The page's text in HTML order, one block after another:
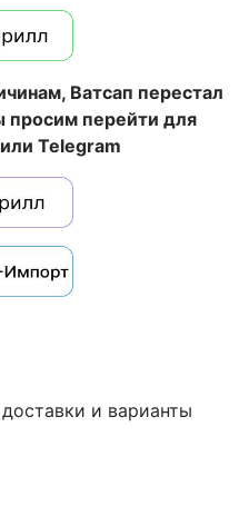
Ватсап перестал
просим перейти для
Telegram
и варианты